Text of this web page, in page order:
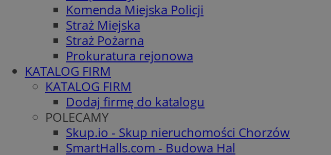
Komenda Miejska Policji
Straż Miejska
Straż Pożarna
Prokuratura rejonowa
KATALOG FIRM
KATALOG FIRM
Dodaj firmę do katalogu
POLECAMY
Skup.io - Skup nieruchomości Chorzów
SmartHalls.com - Budowa Hal